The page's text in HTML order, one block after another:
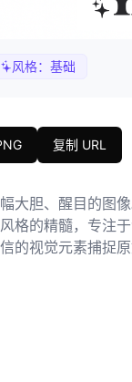
风格： 基础
复制 URL
大胆、醒目的图
格的精髓，专注
的视觉元素捕捉原